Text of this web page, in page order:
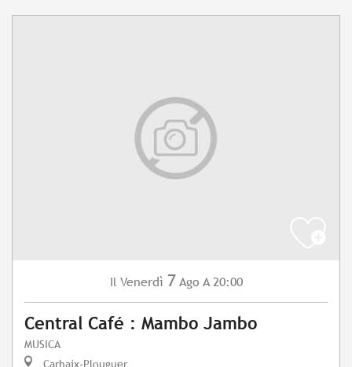
Il Venerdì 7 Ago A 20:00
Central Café : Mambo Jambo
MUSICA
Carhaix-Plouguer